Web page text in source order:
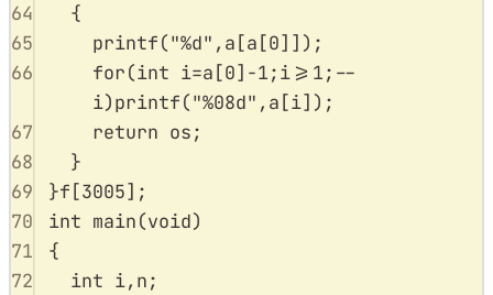
64
{
65
printf("%d" , a [a [0]]);
66
for(int i=a [0] -1;i>= 1; --
i)printf("%08d" , a [i]);
67
return os;
68
}
69
}f [3005];
70
int main(void)
71
{
72
int i, n;